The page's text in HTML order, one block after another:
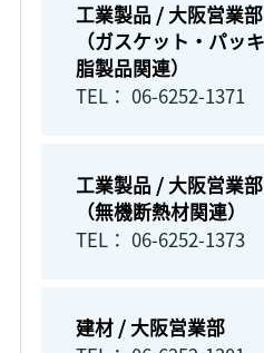
工業製品 / 大阪営業
（ガスケット・パッ
脂製品関連）
TEL： 06-6252-1371
工業製品 / 大阪営業
（無機断熱材関連）
TEL： 06-6252-1373
建材 / 大阪営業部